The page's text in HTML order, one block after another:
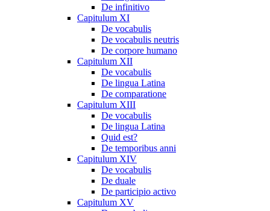
De infinitivo
Capitulum XI
De vocabulis
De vocabulis neutris
De corpore humano
Capitulum XII
De vocabulis
De lingua Latina
De comparatione
Capitulum XIII
De vocabulis
De lingua Latina
Quid est?
De temporibus anni
Capitulum XIV
De vocabulis
De duale
De participio activo
Capitulum XV